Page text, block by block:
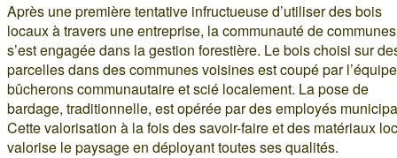
Après une première tentative infructueuse d’utiliser des bois
locaux à travers une entreprise, la communauté de communes
s’est engagée dans la gestion forestière. Le bois choisi sur
parcelles dans des communes voisines est coupé par
bûcherons communautaire et scié localement. La pose de
bardage, traditionnelle, est opérée par des employés
Cette valorisation à la fois des savoir-faire et des matériaux
valorise le paysage en déployant toutes ses qualités.